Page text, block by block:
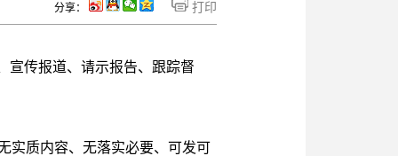
打印
分享：
宣传报道、请示报告、跟踪督
实质内容、无落实必要、可发可